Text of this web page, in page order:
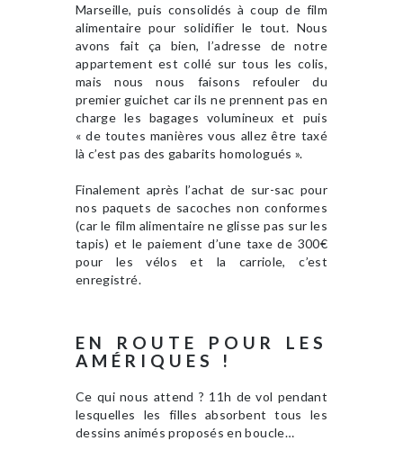
Marseille, puis consolidés à coup de film
alimentaire pour solidifier le tout. Nous
avons fait ça bien, l’adresse de notre
appartement est collé sur tous les colis,
mais nous nous faisons refouler du
premier guichet car ils ne prennent pas en
charge les bagages volumineux et puis
« de toutes manières vous allez être taxé
là c’est pas des gabarits homologués ».
Finalement après l’achat de sur-sac pour
nos paquets de sacoches non conformes
(car le film alimentaire ne glisse pas sur les
tapis) et le paiement d’une taxe de 300€
pour les vélos et la carriole, c’est
enregistré.
EN ROUTE POUR LES
AMÉRIQUES !
Ce qui nous attend ? 11h de vol pendant
lesquelles les filles absorbent tous les
dessins animés proposés en boucle…